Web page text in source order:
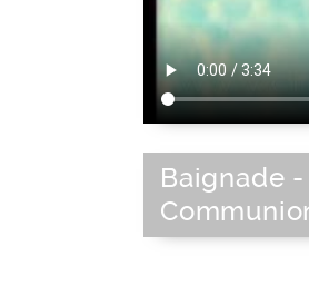
Baignade